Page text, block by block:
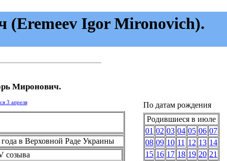
(Eremeev Igor Mironovich).
Миронович.
3 апреля
в Верховной Раде Украины
созыва
По датам рождения
Родившиеся в июле
01 02 03 04 05 06 07
08 09 10 11 12 13 14
15 16 17 18 19 20 21